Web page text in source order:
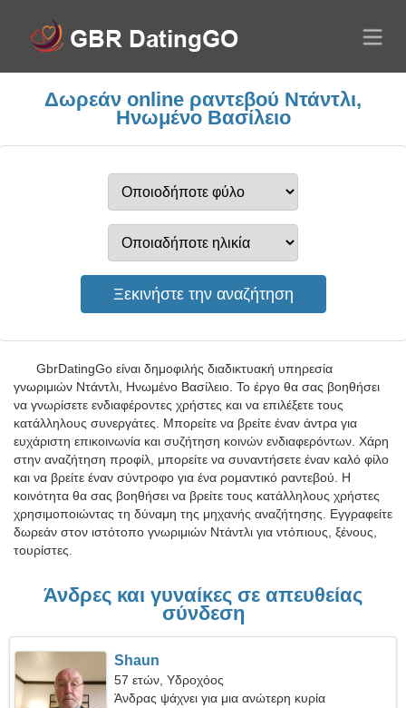
Δωρεάν online ραντεβού Ντάντλι,
Ηνωμένο Βασίλειο
GbrDatingGo είναι δημοφιλής διαδικτυακή υπηρεσία
γνωριμιών Ντάντλι, Ηνωμένο Βασίλειο. Το έργο θα σας βοηθήσει
να γνωρίσετε ενδιαφέροντες χρήστες και να επιλέξετε τους
κατάλληλους συνεργάτες. Μπορείτε να βρείτε έναν άντρα για
ευχάριστη επικοινωνία και συζήτηση κοινών ενδιαφερόντων. Χάρη
στην αναζήτηση προφίλ, μπορείτε να συναντήσετε έναν καλό φίλο
και να βρείτε έναν σύντροφο για ένα ρομαντικό ραντεβού. Η
κοινότητα θα σας βοηθήσει να βρείτε τους κατάλληλους χρήστες
χρησιμοποιώντας τη δύναμη της μηχανής αναζήτησης. Εγγραφείτε
δωρεάν στον ιστότοπο γνωριμιών Ντάντλι για ντόπιους, ξένους,
τουρίστες.
Άνδρες και γυναίκες σε απευθείας
σύνδεση
Shaun
57 ετών, Υδροχόος
Άνδρας ψάχνει για μια ανώτερη κυρία